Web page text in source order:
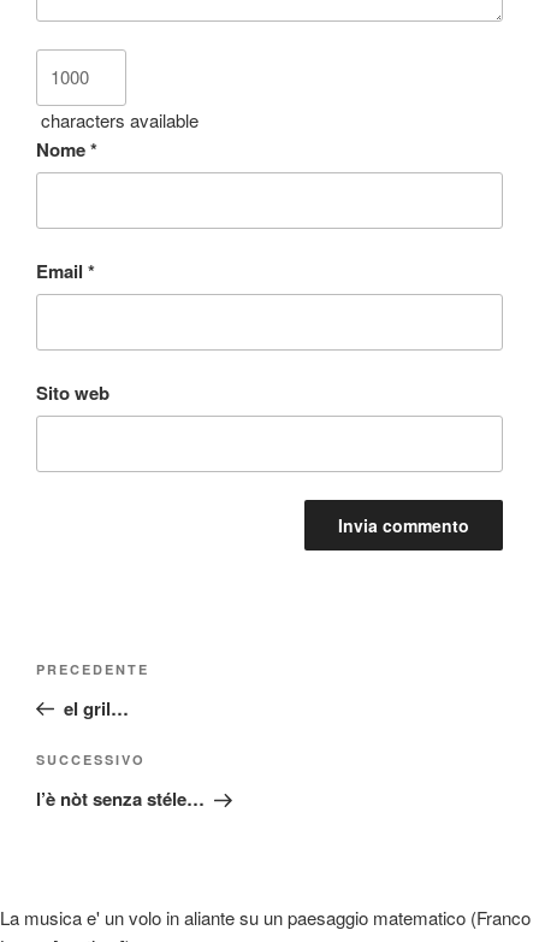
characters available
Nome*
Email *
Sito web
Articolo
precedente:
PRECEDENTE
el gril…
Articolo
successivo
SUCCESSIVO
l’è nòt senza stéle…
La musica e' un volo in aliante su un paesaggio matematico (Franco